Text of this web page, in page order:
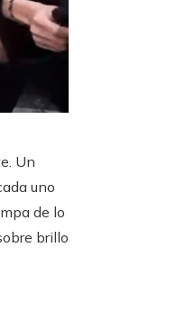
Un
uno
de lo
brillo